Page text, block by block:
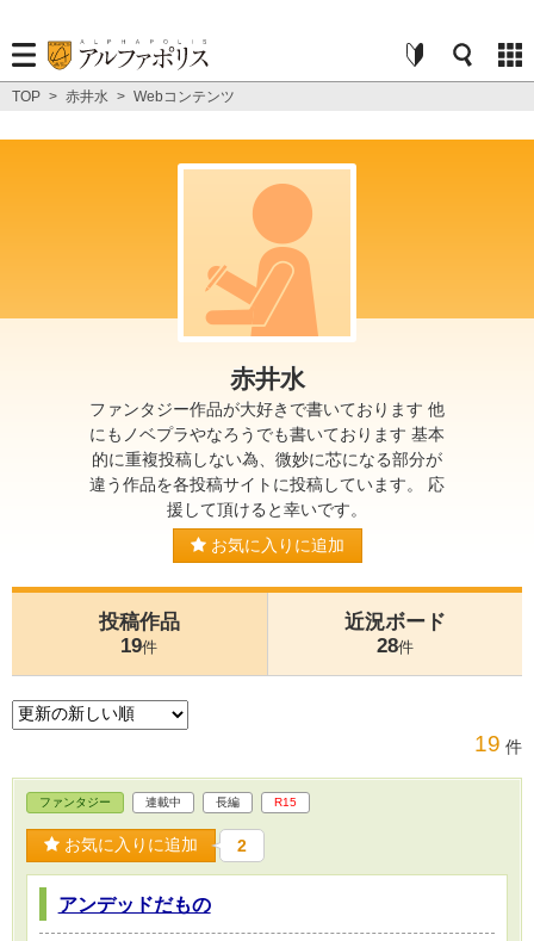
TOP > 赤井水 > Webコンテンツ
赤井水
ファンタジー作品が大好きで書いております 他
にもノベプラやなろうでも書いております 基本
的に重複投稿しない為、微妙に芯になる部分が
違う作品を各投稿サイトに投稿しています。 応
援して頂けると幸いです。
お気に入りに追加
投稿作品
19件
近況ボード
28件
19 件
ファンタジー 連載中 長編 R15
お気に入りに追加 2
アンデッドだもの